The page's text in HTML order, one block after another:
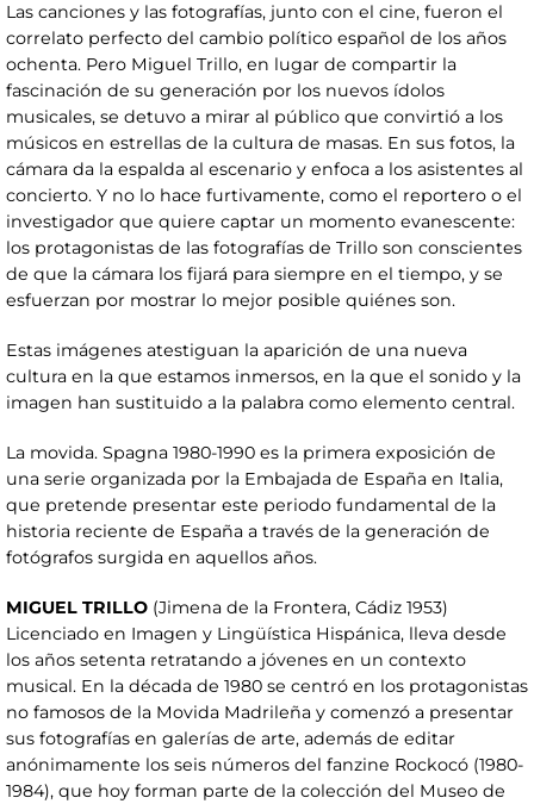
Las canciones y las fotografías, junto con el cine, fueron el
correlato perfecto del cambio político español de los años
ochenta. Pero Miguel Trillo, en lugar de compartir la
fascinación de su generación por los nuevos ídolos
musicales, se detuvo a mirar al público que convirtió a los
músicos en estrellas de la cultura de masas. En sus fotos, la
cámara da la espalda al escenario y enfoca a los asistentes al
concierto. Y no lo hace furtivamente, como el reportero o el
investigador que quiere captar un momento evanescente:
los protagonistas de las fotografías de Trillo son conscientes
de que la cámara los fijará para siempre en el tiempo, y se
esfuerzan por mostrar lo mejor posible quiénes son.
Estas imágenes atestiguan la aparición de una nueva
cultura en la que estamos inmersos, en la que el sonido y la
imagen han sustituido a la palabra como elemento central.
La movida. Spagna 1980-1990 es la primera exposición de
una serie organizada por la Embajada de España en Italia,
que pretende presentar este periodo fundamental de la
historia reciente de España a través de la generación de
fotógrafos surgida en aquellos años.
MIGUEL TRILLO (Jimena de la Frontera, Cádiz 1953)
Licenciado en Imagen y Lingüística Hispánica, lleva desde
los años setenta retratando a jóvenes en un contexto
musical. En la década de 1980 se centró en los protagonistas
no famosos de la Movida Madrileña y comenzó a presentar
sus fotografías en galerías de arte, además de editar
anónimamente los seis números del fanzine Rockocó (1980-
1984), que hoy forman parte de la colección del Museo de